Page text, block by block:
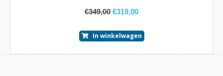
€349,00 €319,00
In winkelwagen